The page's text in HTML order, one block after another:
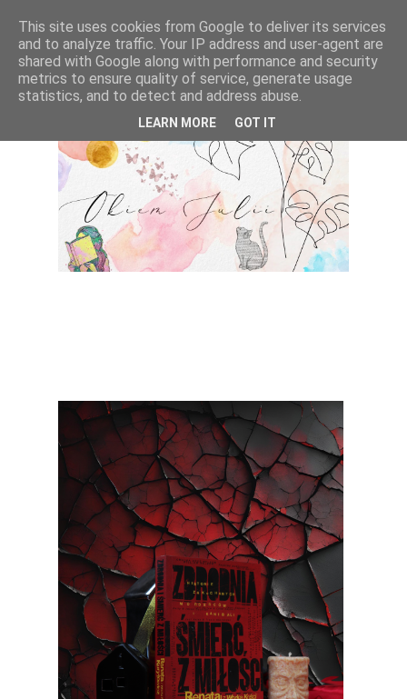
This site uses cookies from Google to deliver its services
and to analyze traffic. Your IP address and user-agent are
shared with Google along with performance and security
metrics to ensure quality of service, generate usage
statistics, and to detect and address abuse.
LEARN MORE GOT IT